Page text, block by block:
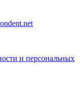
и персональных